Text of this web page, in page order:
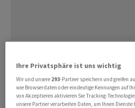
Verbraucherverordnung einhalte.
Online-Riesen vor, dass dies in
nicht der Fall sei. Shein habe
versandt, die nicht konform
Ihre Privatsphäre ist uns wichtig
Wir und unsere 293-Partner speichern und greifen
wie Browserdaten oder eindeutige Kennungen auf
von Akzeptieren aktivieren Sie Tracking-
unsere Partner verarbeiten Daten, um Ihnen